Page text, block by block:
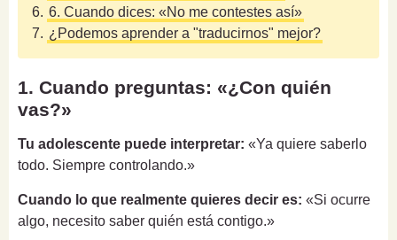
6. 6. Cuando dices: «No me contestes así»
7. ¿Podemos aprender a "traducirnos" mejor?
1. Cuando preguntas: «¿Con quién
vas?»
Tu adolescente puede interpretar: «Ya quiere saberlo
todo. Siempre controlando.»
Cuando lo que realmente quieres decir es: «Si ocurre
algo, necesito saber quién está contigo.»